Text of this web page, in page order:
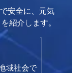
安全に、元気
紹介します。
域社会で